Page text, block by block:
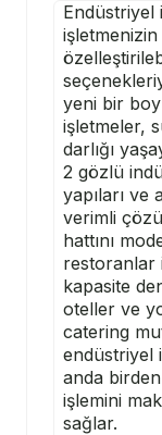
Endüstriyel
yeni bir
işletmeler,
darlığı
2 gözlü
yapıları ve
verimli
hattını
restoranlar
kapasite
oteller ve
catering
endüstriyel
anda
işlemini
sağlar.